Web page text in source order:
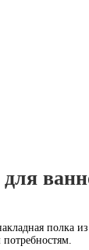
для
полка